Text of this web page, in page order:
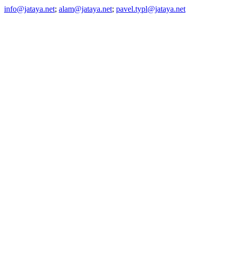
info@jataya.net; alam@jataya.net; pavel.typl@jataya.net